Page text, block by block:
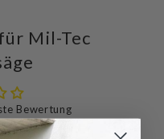
Mil-Tec
Bewertung